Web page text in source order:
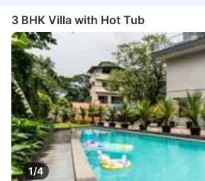
3 BHK Villa with Hot Tub
1/4